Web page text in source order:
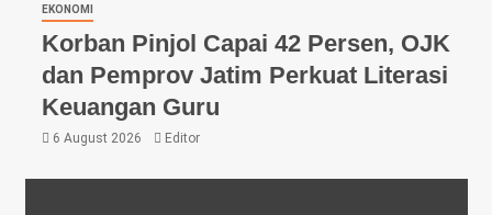
EKONOMI
Korban Pinjol Capai 42 Persen, OJK
dan Pemprov Jatim Perkuat Literasi
Keuangan Guru
6 August 2026 Editor